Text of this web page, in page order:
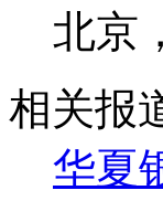
北京
相关报
华夏